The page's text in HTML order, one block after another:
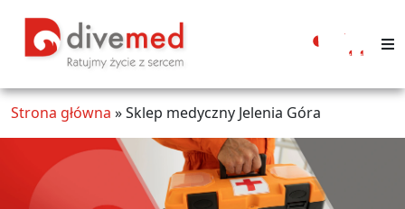
Moje
Strona główna »Sklep medyczny Jelenia Góra